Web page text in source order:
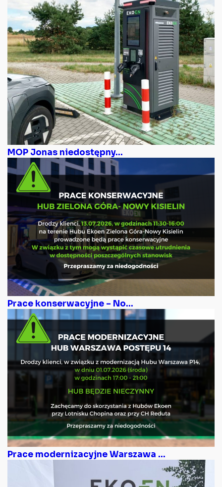
MOP Jonas niedostępny...
Prace konserwacyjne – No...
Prace modernizacyjne Warszawa ...